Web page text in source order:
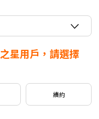
星用戶，請選擇
續約